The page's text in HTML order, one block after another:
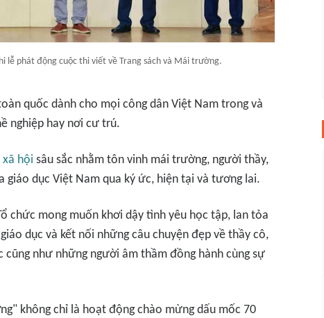
lễ phát động cuộc thi viết về Trang sách và Mái trường.
quốc dành cho mọi công dân Việt Nam trong và
nghiệp hay nơi cư trú.
xã hội sâu sắc nhằm tôn vinh mái trường, người thầy,
giáo dục Việt Nam qua ký ức, hiện tại và tương lai.
chức mong muốn khơi dậy tình yêu học tập, lan tỏa
dục và kết nối những câu chuyện đẹp về thầy cô,
cũng như những người âm thầm đồng hành cùng sự
không chỉ là hoạt động chào mừng dấu mốc 70